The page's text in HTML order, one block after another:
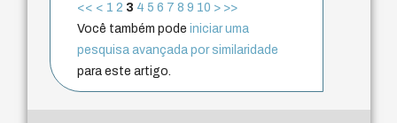
<< < 1 2 3 4 5 6 7 8 9 10 > >>
Você também podeiniciar uma
pesquisa avançada por similaridade
para este artigo.